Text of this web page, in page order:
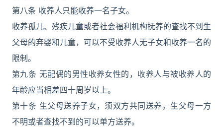
第八条 收养人只能收养一名子女。
收养孤儿、残疾儿童或者社会福利机构抚养的查找不到生
父母的弃婴和儿童，可以不受收养人无子女和收养一名的
限制。
第九条 无配偶的男性收养女性的，收养人与被收养人的
年龄应当相差四十周岁以上。
第十条 生父母送养子女，须双方共同送养。生父母一方
不明或者查找不到的可以单方送养。